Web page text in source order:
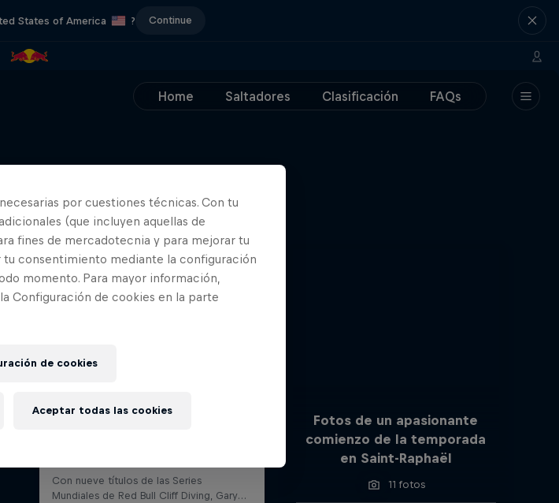
States of America ? Continue
Home Saltadores Clasificación FAQs
Fotos de un apasionante
comienzo de la temporada
en Saint-Raphaël
11 fotos
por cuestiones técnicas. Con tu
(que incluyen aquellas de
fines de mercadotecnia y para mejorar tu
consentimiento mediante la configuración
momento. Para mayor información,
Configuración de cookies en la parte
de cookies
Aceptar todas las cookies